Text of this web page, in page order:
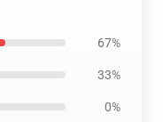
67%
33%
0%